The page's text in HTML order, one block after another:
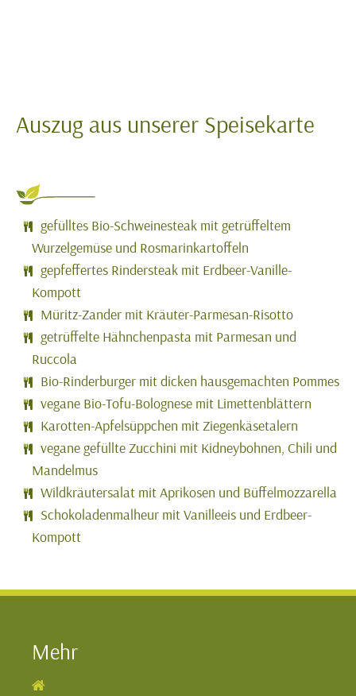
Auszug aus unserer Speisekarte
gefülltes Bio-Schweinesteak mit getrüffeltem
Wurzelgemüse und Rosmarinkartoffeln
gepfeffertes Rindersteak mit Erdbeer-Vanille-
Kompott
Müritz-Zander mit Kräuter-Parmesan-Risotto
getrüffelte Hähnchenpasta mit Parmesan und
Ruccola
Bio-Rinderburger mit dicken hausgemachten Pommes
vegane Bio-Tofu-Bolognese mit Limettenblättern
Karotten-Apfelsüppchen mit Ziegenkäsetalern
vegane gefüllte Zucchini mit Kidneybohnen, Chili und
Mandelmus
Wildkräutersalat mit Aprikosen und Büffelmozzarella
Schokoladenmalheur mit Vanilleeis und Erdbeer-
Kompott
Mehr
Navigation